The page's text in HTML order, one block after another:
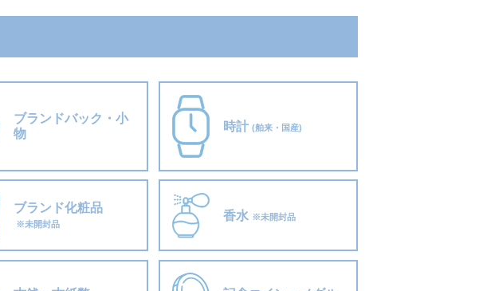
ブランドバック・小
物
時計 (舶来・国産)
ブランド化粧品
※未開封品
香水 ※未開封品